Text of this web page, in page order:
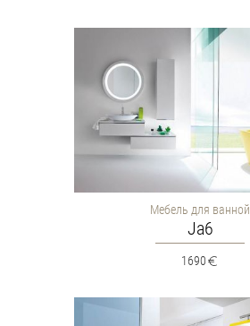
Мебель для ванной
Ja6
1690